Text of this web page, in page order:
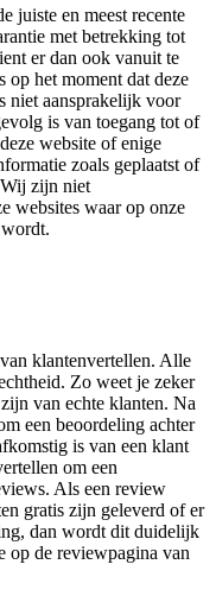
juiste en meest recente
met betrekking tot
er dan ook vanuit te
op het moment dat deze
niet aansprakelijk voor
is van toegang tot of
website of enige
zoals geplaatst of
zijn niet
websites waar op onze
klantenvertellen. Alle
Zo weet je zeker
van echte klanten. Na
een beoordeling achter
is van een klant
om een
Als een review
gratis zijn geleverd of er
dan wordt dit duidelijk
op de reviewpagina van